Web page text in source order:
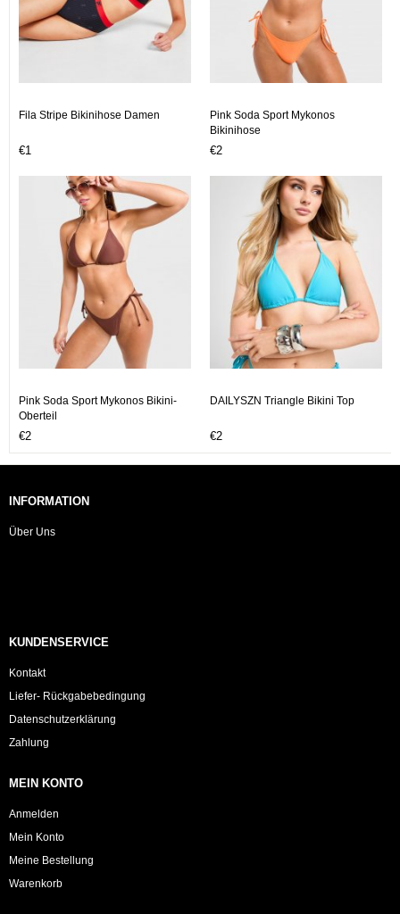
Fila Stripe Bikinihose Damen
€1
Pink Soda Sport Mykonos
Bikinihose
€2
Pink Soda Sport Mykonos Bikini-
Oberteil
€2
DAILYSZN Triangle Bikini Top
€2
INFORMATION
Über Uns
KUNDENSERVICE
Kontakt
Liefer- Rückgabebedingung
Datenschutzerklärung
Zahlung
MEIN KONTO
Anmelden
Mein Konto
Meine Bestellung
Warenkorb